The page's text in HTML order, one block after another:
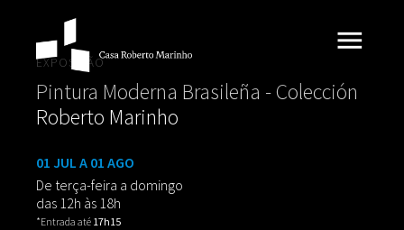
EXPOSIÇÃO
Pintura Moderna Brasileña - Colección
Roberto Marinho
01 JUL A 01 AGO
De terça-feira a domingo
das 12h às 18h
*Entrada até 17h15